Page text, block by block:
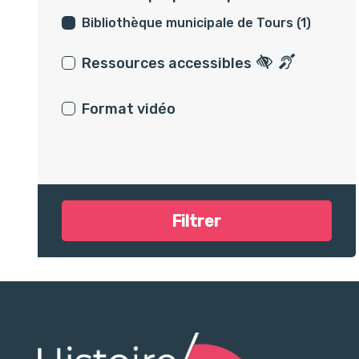
Bibliothèque municipale de Tours (1)
Ressources accessibles Ressources
Format vidéo
Filtrer